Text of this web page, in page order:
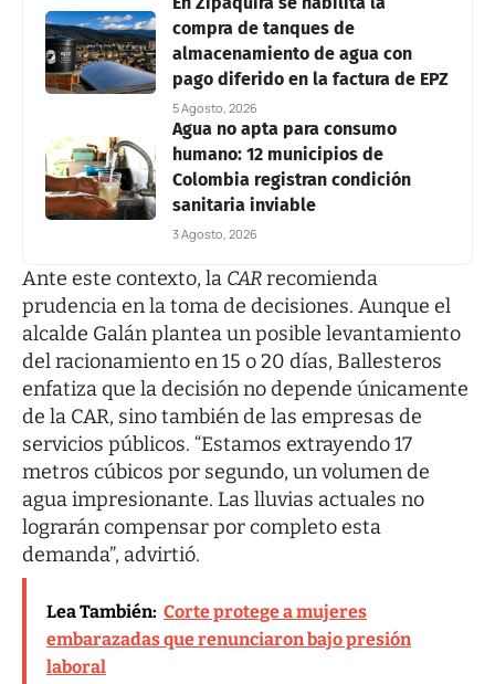
compra de tanques de
almacenamiento de agua con
pago diferido en la factura de EPZ
5 Agosto, 2026
Agua no apta para consumo
humano: 12 municipios de
Colombia registran condición
sanitaria inviable
3 Agosto, 2026
Ante este contexto, la CARrecomienda
prudencia en la toma de decisiones. Aunque el
alcalde Galán plantea un posible levantamiento
del racionamiento en 15 o 20 días, Ballesteros
enfatiza que la decisión no depende únicamente
de la CAR, sino también de las empresas de
servicios públicos. “Estamos extrayendo 17
metros cúbicos por segundo, un volumen de
agua impresionante. Las lluvias actuales no
lograrán compensar por completo esta
demanda”, advirtió.
Lea También: Corte protege a mujeres
embarazadas que renunciaron bajo presión
laboral